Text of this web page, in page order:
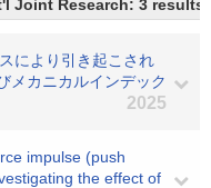
Joint Research: 3 results)
により引き起こされ
メカニカルインデック
2025
impulse (push
the effect of